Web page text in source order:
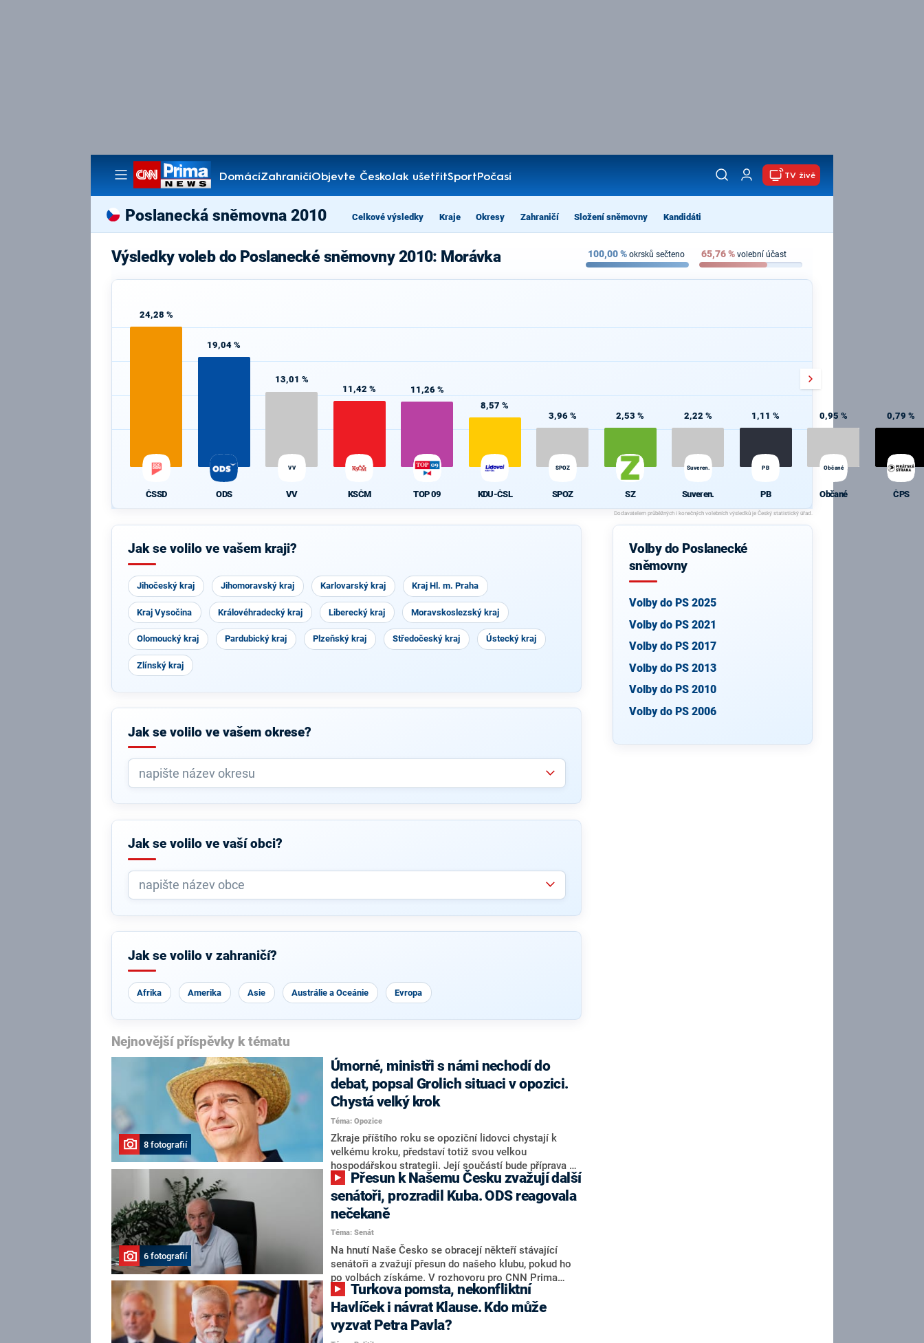
DomácíZahraničíObjevte ČeskoJak ušetřitSportPočasí
Pořady
TV živě
Poslanecká sněmovna 2010 Celkové výsledky Kraje Okresy Zahraničí Složení sněmovny Kandidáti
Výsledky voleb do Poslanecké sněmovny 2010: Morávka 100,00% okrsků sečteno 65,76% volební účast
24,28 %
ČSSD
19,04 %
ODS
13,01 %
VV
VV
11,42 %
KSČM
11,26 %
TOP 09
8,57 %
KDU-ČSL
3,96 %
SPOZ
SPOZ
2,53 %
SZ
2,22 %
Suveren.
Suveren.
1,11 %
PB
PB
0,95 %
Občané
Občané
0,79 %
ČPS
Jak se volilo ve vašem kraji?
Jihočeský kraj Jihomoravský kraj Karlovarský kraj Kraj Hl. m. Praha
Kraj Vysočina Královéhradecký kraj Liberecký kraj Moravskoslezský kraj
Olomoucký kraj Pardubický kraj Plzeňský kraj Středočeský kraj Ústecký kraj
Zlínský kraj
Jak se volilo ve vašem okrese?
Jak se volilo ve vaší obci?
Jak se volilo v zahraničí?
Afrika Amerika Asie Austrálie a Oceánie Evropa
Nejnovější příspěvky k tématu
8 fotografií
Úmorné, ministři s námi nechodí do
debat, popsal Grolich situaci v opozici.
Chystá velký krok
Téma: Opozice
Zkraje příštího roku se opoziční lidovci chystají k
velkému kroku, představí totiž svou velkou
hospodářskou strategii. Její součástí bude příprava na
stárnutí populace, řekl ve středu na setkání s novináři
nový předseda lidovců Jan Grolich. Ten zároveň v
senátních volbách kandiduje ve Vyškově. Popsal i
aktivitu opozice, o níž vládní strany nebo političtí
komentátoři mluví jako o slabé a v defenzivě. „Je to
úmorná práce upozorňovat na chyby vlády. Ministři s
námi navíc nechodí do debat. Chceme ale ukazovat
svoje témata,“ odpověděl Grolich na dotaz CNN Prima
NEWS.
6 fotografií
senátoři, prozradil Kuba. ODS reagovala
nečekaně
Téma: Senát
Na hnutí Naše Česko se obracejí někteří stávající
senátoři a zvažují přesun do našeho klubu, pokud ho
po volbách získáme. V rozhovoru pro CNN Prima
NEWS to řekl zakladatel hnutí a jihočeský hejtman
Martin Kuba. Konkrétní nebyl, ale získat by takto mohl
například senátora Zdeňka Hrabu, který je dnes
součástí klubu ODS a TOP 09. Hraba to na dotaz
Havlíček i návrat Klause. Kdo může
vyzvat Petra Pavla?
Volby do Poslanecké
sněmovny
Volby do PS 2025
Volby do PS 2021
Volby do PS 2017
Volby do PS 2013
Volby do PS 2010
Volby do PS 2006